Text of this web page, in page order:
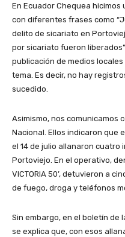
En Ecuador Chequea
con diferentes frases como
delito de sicariato en
por sicariato fueron
publicación de medios
tema. Es decir, no hay
sucedido.
Asimismo, nos comunicamos
Nacional. Ellos indicaron que
el 14 de julio allanaron cuatro
Portoviejo. En el operativo,
VICTORIA 50’, detuvieron a
de fuego, droga y teléfonos
Sin embargo, en el boletín de
se explica que, con esos